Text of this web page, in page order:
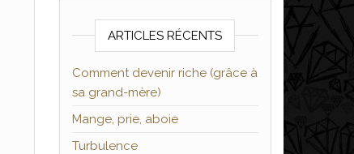
ARTICLES RÉCENTS
Comment devenir riche (grâce à
sa grand-mère)
Mange, prie, aboie
Turbulence